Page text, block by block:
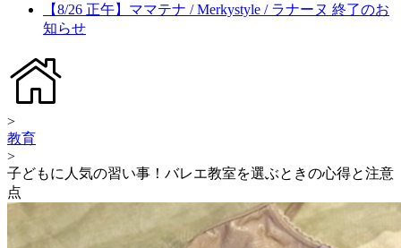
【8/26 正午】ママテナ / Merkystyle / ラナーヌ 終了のお
知らせ
>
教育
>
子どもに人気の習い事！バレエ教室を選ぶときの心得と注意
点